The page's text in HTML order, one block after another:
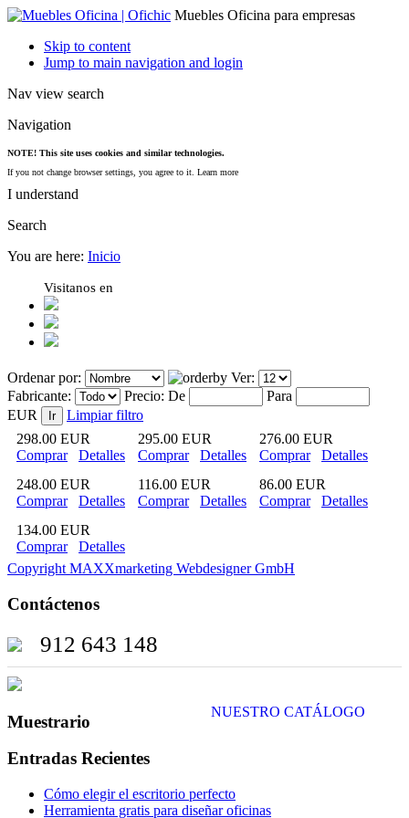
Muebles Oficina para empresas
Skip to content
Jump to main navigation and login
Nav view search
Navigation
NOTE! This site uses cookies and similar technologies.
If you not change browser settings, you agree to it. Learn more
I understand
Search
You are here: Inicio
Visitanos en
Ordenar por:
Ver:
Fabricante:
Precio: De
Para
EUR
Limpiar filtro
298.00 EUR
Comprar
Detalles
295.00 EUR
Comprar
Detalles
276.00 EUR
Comprar
Detalles
248.00 EUR
Comprar
Detalles
116.00 EUR
Comprar
Detalles
86.00 EUR
Comprar
Detalles
134.00 EUR
Comprar
Detalles
Copyright MAXXmarketing Webdesigner GmbH
Contáctenos
912 643 148
NUESTRO CATÁLOGO
Muestrario
Entradas Recientes
Cómo elegir el escritorio perfecto
Herramienta gratis para diseñar oficinas